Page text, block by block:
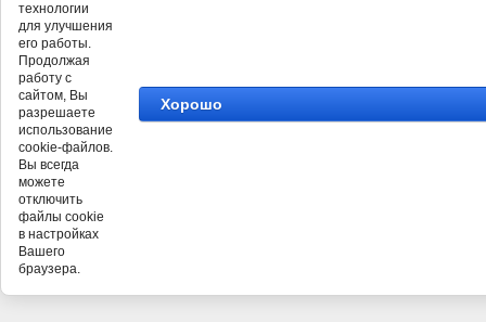
©Кузнечного Дома ПРАВША
технологии
для улучшения
его работы.
Продолжая
работу с
сайтом, Вы
разрешаете
использование
cookie-файлов.
Вы всегда
можете
отключить
файлы cookie
в настройках
Вашего
браузера.
Хорошо